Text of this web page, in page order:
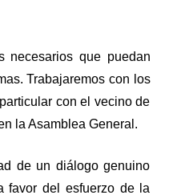
necesarios que puedan
Trabajaremos con los
con el vecino de
la Asamblea General.
de un diálogo genuino
favor del esfuerzo de la